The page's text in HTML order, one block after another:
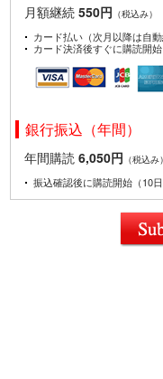
月額継続 550円 （税込み）
カード払い（次月以降は自動
カード決済後すぐに購読開始
銀行振込（年間）
年間購読 6,050円 （税込み）
振込確認後に購読開始（10日